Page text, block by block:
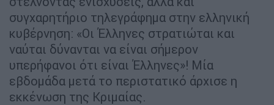
συγχαρητήριο τηλεγράφημα στην ελληνική
κυβέρνηση: «Οι Έλληνες στρατιώται και
ναύται δύνανται να είναι σήμερον
υπερήφανοι ότι είναι Έλληνες»! Μία
εβδομάδα μετά το περιστατικό άρχισε η
εκκένωση της Κριμαίας.